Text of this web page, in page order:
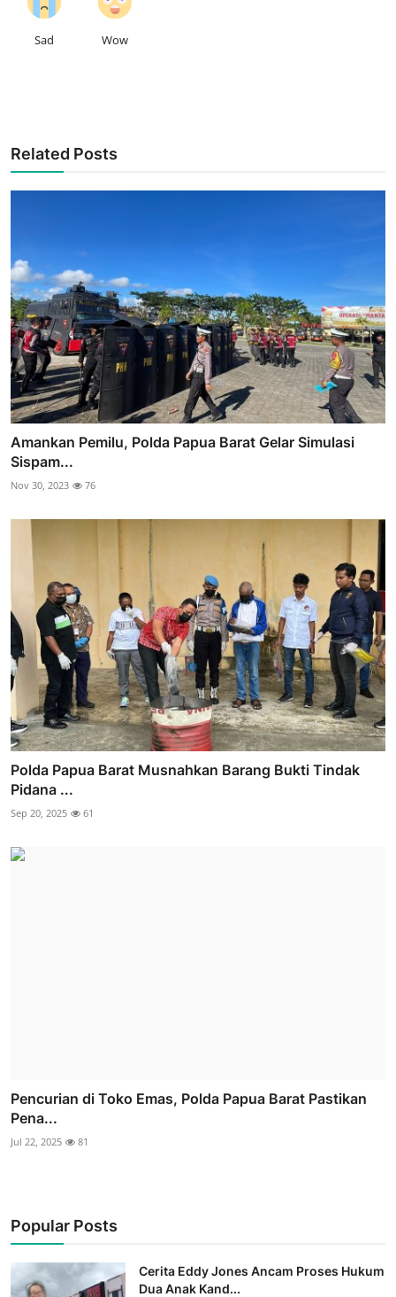
Sad Wow
Related Posts
Amankan Pemilu, Polda Papua Barat Gelar Simulasi
Sispam...
Nov 30, 2023 76
Polda Papua Barat Musnahkan Barang Bukti Tindak
Pidana ...
Sep 20, 2025 61
Pencurian di Toko Emas, Polda Papua Barat Pastikan
Pena...
Jul 22, 2025 81
Popular Posts
Cerita Eddy Jones Ancam Proses Hukum
Dua Anak Kand...